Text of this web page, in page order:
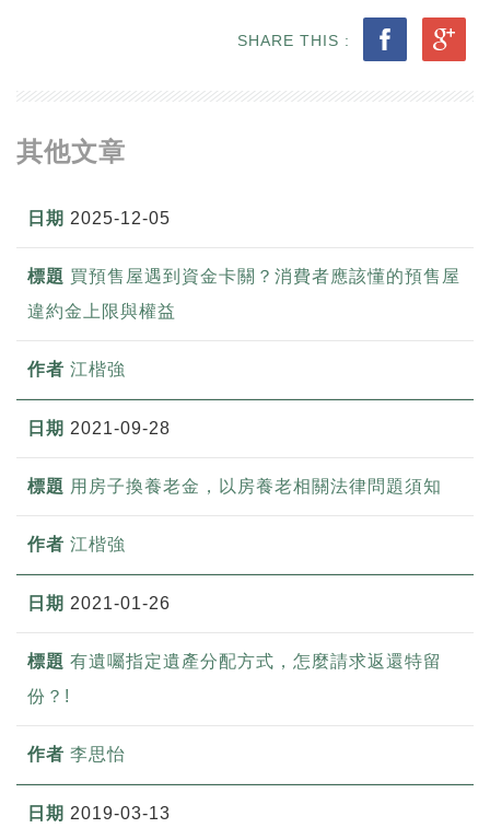
SHARE THIS :
其他文章
2025-12-05
買預售屋遇到資金卡關？消費者應該懂的預售屋
違約金上限與權益
江楷強
2021-09-28
用房子換養老金，以房養老相關法律問題須知
江楷強
2021-01-26
有遺囑指定遺產分配方式，怎麼請求返還特留
份？!
李思怡
2019-03-13